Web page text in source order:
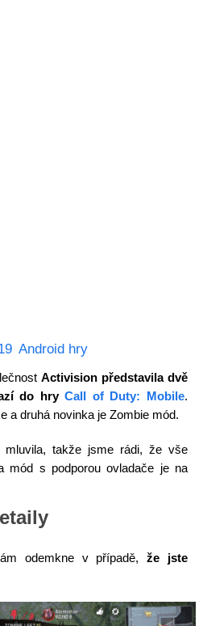
Android hry
Activision představila dvě
do hryCall of Duty: Mobile.
a druhá novinka je Zombie mód.
takže jsme rádi, že vše
mód s podporou ovladače je na
odemkne v případě,že jste